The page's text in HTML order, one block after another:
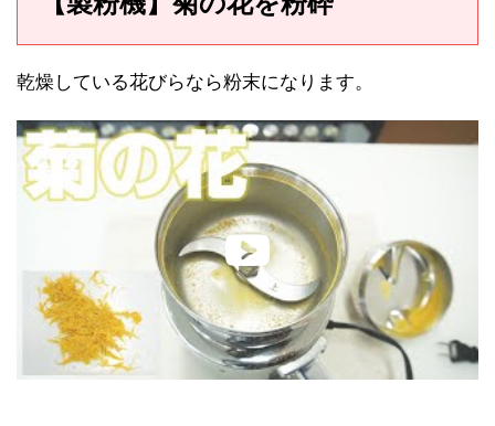
乾燥している花びらなら粉末になります。